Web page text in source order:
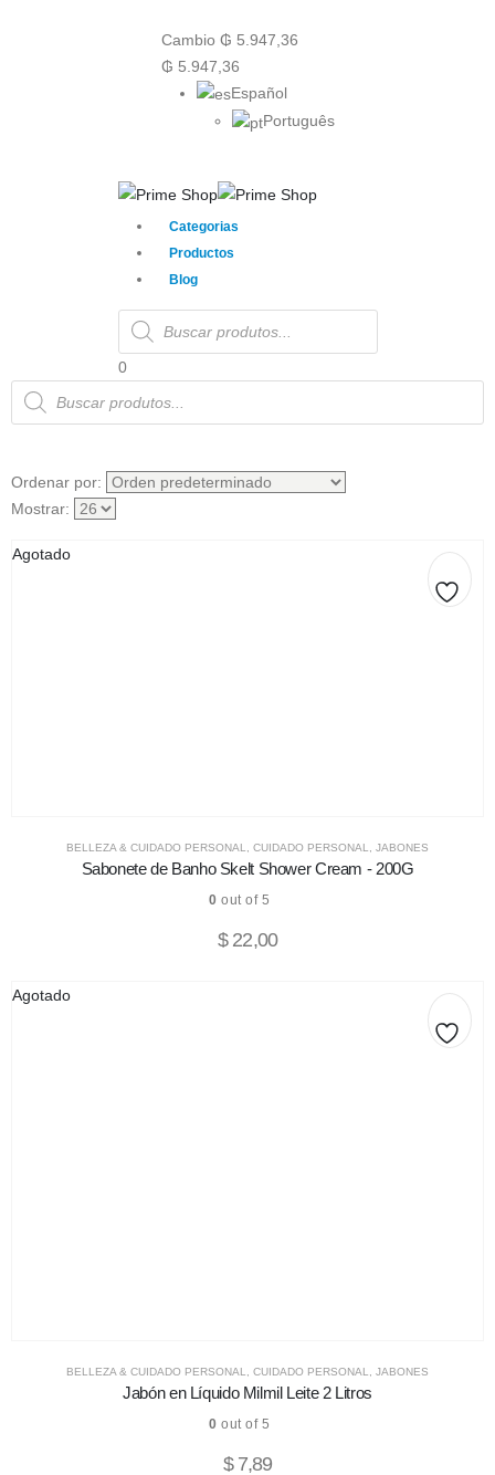
Cambio ₲ 5.947,36
₲ 5.947,36
Español
Português
Categorias
Productos
Blog
Products
search
0
Products
search
Ordenar por:
Mostrar:
Agotado
BELLEZA & CUIDADO PERSONAL CUIDADO PERSONAL JABONES
Sabonete de Banho Skelt Shower Cream - 200G
0 out of 5
$22,00
Agotado
BELLEZA & CUIDADO PERSONAL CUIDADO PERSONAL JABONES
Jabón en Líquido Milmil Leite 2 Litros
0 out of 5
$7,89